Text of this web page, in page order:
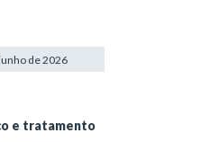
é de apro
de 2026
e tratamento